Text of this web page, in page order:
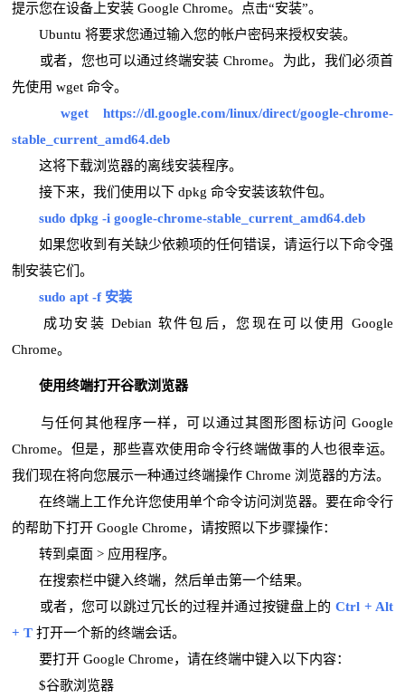
提示您在设备上安装 Google Chrome。点击“安装”。
Ubuntu 将要求您通过输入您的帐户密码来授权安装。
或者，您也可以通过终端安装 Chrome。为此，我们必须首
先使用 wget 命令。
wget https://dl.google.com/linux/direct/google-chrome-
stable_current_amd64.deb
这将下载浏览器的离线安装程序。
接下来，我们使用以下 dpkg 命令安装该软件包。
sudo dpkg -i google-chrome-stable_current_amd64.deb
如果您收到有关缺少依赖项的任何错误，请运行以下命令强
制安装它们。
sudo apt -f 安装
成功安装 Debian 软件包后，您现在可以使用 Google
Chrome。
使用终端打开谷歌浏览器
与任何其他程序一样，可以通过其图形图标访问 Google
Chrome。但是，那些喜欢使用命令行终端做事的人也很幸运。
我们现在将向您展示一种通过终端操作 Chrome 浏览器的方法。
在终端上工作允许您使用单个命令访问浏览器。要在命令行
的帮助下打开 Google Chrome，请按照以下步骤操作：
转到桌面 > 应用程序。
在搜索栏中键入终端，然后单击第一个结果。
或者，您可以跳过冗长的过程并通过按键盘上的 Ctrl + Alt
+ T打开一个新的终端会话。
要打开 Google Chrome，请在终端中键入以下内容：
$谷歌浏览器